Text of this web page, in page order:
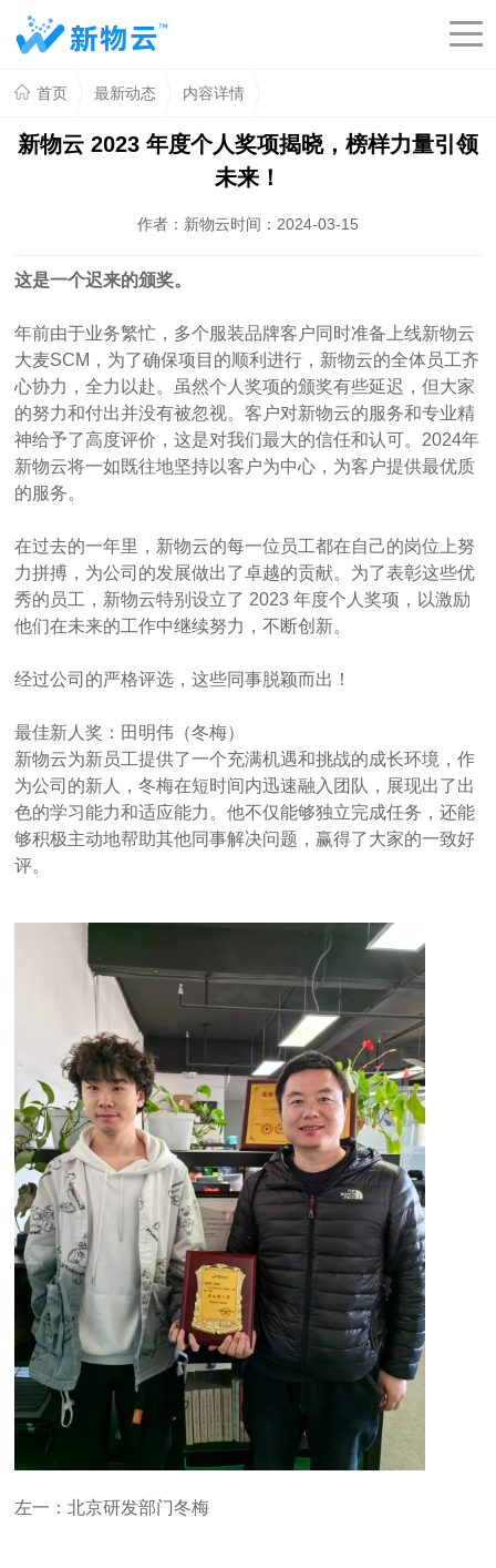
首页 最新动态 内容详情
新物云 2023 年度个人奖项揭晓，榜样力量引领
未来！
作者：新物云时间：2024-03-15
这是一个迟来的颁奖。
年前由于业务繁忙，多个服装品牌客户同时准备上线新物云
大麦SCM，为了确保项目的顺利进行，新物云的全体员工齐
心协力，全力以赴。虽然个人奖项的颁奖有些延迟，但大家
的努力和付出并没有被忽视。客户对新物云的服务和专业精
神给予了高度评价，这是对我们最大的信任和认可。2024年
新物云将一如既往地坚持以客户为中心，为客户提供最优质
的服务。
在过去的一年里，新物云的每一位员工都在自己的岗位上努
力拼搏，为公司的发展做出了卓越的贡献。为了表彰这些优
秀的员工，新物云特别设立了 2023 年度个人奖项，以激励
他们在未来的工作中继续努力，不断创新。
经过公司的严格评选，这些同事脱颖而出！
最佳新人奖：田明伟（冬梅）
新物云为新员工提供了一个充满机遇和挑战的成长环境，作
为公司的新人，冬梅在短时间内迅速融入团队，展现出了出
色的学习能力和适应能力。他不仅能够独立完成任务，还能
够积极主动地帮助其他同事解决问题，赢得了大家的一致好
评。
左一：北京研发部门冬梅